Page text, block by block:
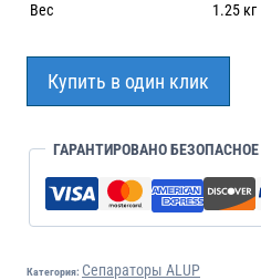
Вес 1.25 кг
Купить в один клик
ГАРАНТИРОВАНО
Категория: Сепараторы ALUP